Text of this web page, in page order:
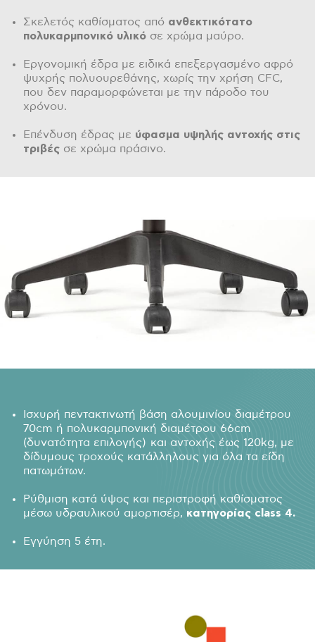
Σκελετός καθίσματος από ανθεκτικότατο
πολυκαρμπονικό υλικό σε χρώμα μαύρο.
Εργονομική έδρα με ειδικά επεξεργασμένο αφρό
ψυχρής πολυουρεθάνης, χωρίς την χρήση CFC,
που δεν παραμορφώνεται με την πάροδο του
χρόνου.
Επένδυση έδρας με ύφασμα υψηλής αντοχής στις
τριβές σε χρώμα πράσινο.
Ισχυρή πεντακτινωτή βάση αλουμινίου διαμέτρου
70cm ή πολυκαρμπονική διαμέτρου 66cm
(δυνατότητα επιλογής) και αντοχής έως 120kg, με
δίδυμους τροχούς κατάλληλους για όλα τα είδη
πατωμάτων.
Ρύθμιση κατά ύψος και περιστροφή καθίσματος
μέσω υδραυλικού αμορτισέρ, κατηγορίας class 4.
Εγγύηση 5 έτη.